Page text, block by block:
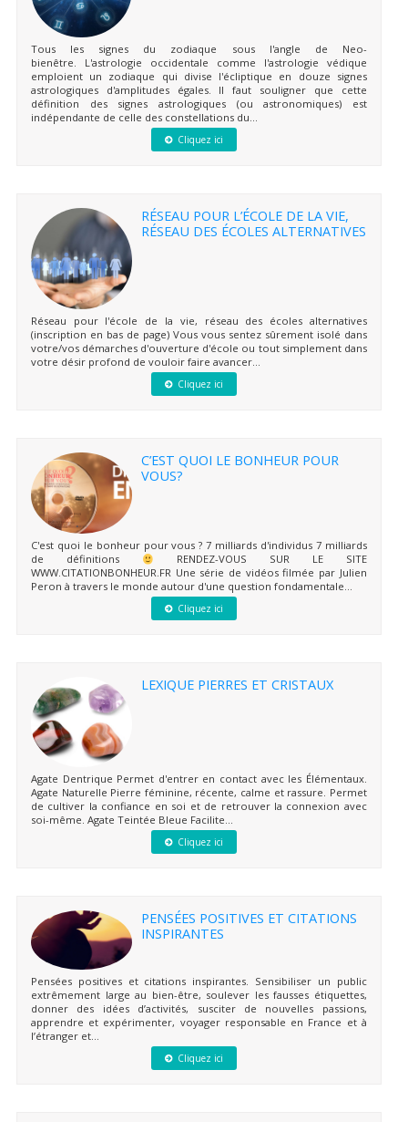
Tous les signes du zodiaque sous l'angle de Neo-
bienêtre. L'astrologie occidentale comme l'astrologie védique
emploient un zodiaque qui divise l'écliptique en douze signes
astrologiques d'amplitudes égales. Il faut souligner que cette
définition des signes astrologiques (ou astronomiques) est
indépendante de celle des constellations du...
Cliquez ici
RÉSEAU POUR L’ÉCOLE DE LA VIE,
RÉSEAU DES ÉCOLES ALTERNATIVES
Réseau pour l'école de la vie, réseau des écoles alternatives
(inscription en bas de page) Vous vous sentez sûrement isolé dans
votre/vos démarches d'ouverture d'école ou tout simplement dans
votre désir profond de vouloir faire avancer...
Cliquez ici
C’EST QUOI LE BONHEUR POUR
VOUS?
C'est quoi le bonheur pour vous ? 7 milliards d'individus 7 milliards
de définitions
RENDEZ-VOUS SUR LE SITE
WWW.CITATIONBONHEUR.FR Une série de vidéos filmée par Julien
Peron à travers le monde autour d'une question fondamentale...
Cliquez ici
LEXIQUE PIERRES ET CRISTAUX
Agate Dentrique Permet d'entrer en contact avec les Élémentaux.
Agate Naturelle Pierre féminine, récente, calme et rassure. Permet
de cultiver la confiance en soi et de retrouver la connexion avec
soi-même. Agate Teintée Bleue Facilite...
Cliquez ici
PENSÉES POSITIVES ET CITATIONS
INSPIRANTES
Pensées positives et citations inspirantes. Sensibiliser un public
extrêmement large au bien-être, soulever les fausses étiquettes,
donner des idées d’activités, susciter de nouvelles passions,
apprendre et expérimenter, voyager responsable en France et à
l’étranger et...
Cliquez ici